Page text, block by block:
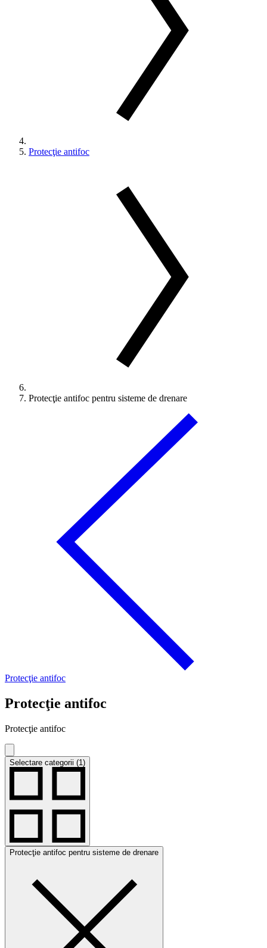
Protecţie antifoc
Protecţie antifoc pentru sisteme de drenare
Protecţie antifoc
Protecţie antifoc
Protecţie antifoc
Selectare categorii (1)
Protecţie antifoc pentru sisteme de drenare